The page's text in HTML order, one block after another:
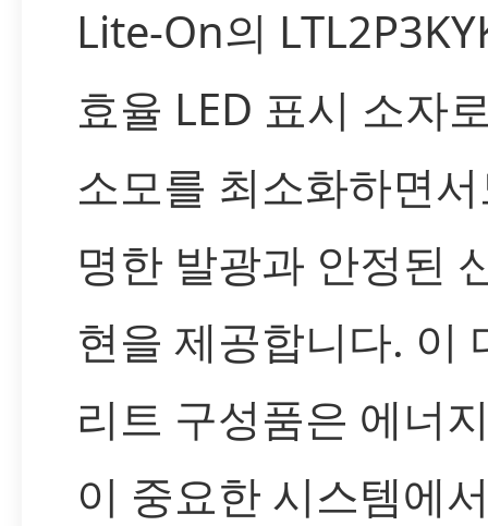
Lite-On의
효율 LED 표시 소자
소모를 최소화하면
명한 발광과 안정된
현을 제공합니다. 이
리트 구성품은 에너
이 중요한 시스템에